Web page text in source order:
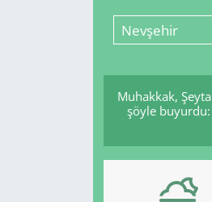
Nevşehir
Muhakkak,
şöyle
Haber Arşivi